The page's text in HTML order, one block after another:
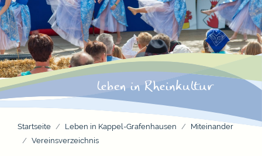
Startseite Leben in Kappel-Grafenhausen
Miteinander
Vereinsverzeichnis